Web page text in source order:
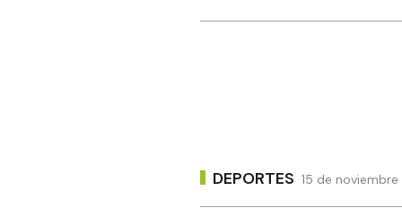
DEPORTES 15 de